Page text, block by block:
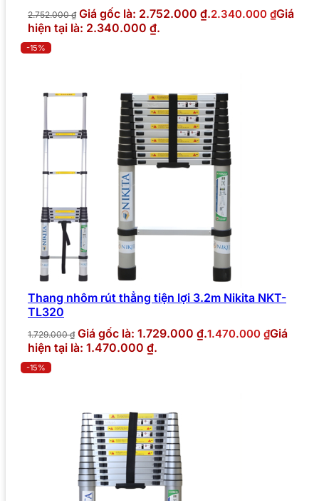
2.752.000₫ Giá gốc là: 2.752.000 ₫.2.340.000 ₫Giá
hiện tại là: 2.340.000 ₫.
-15%
Thang nhôm rút thẳng tiện lợi 3.2m Nikita NKT-
TL320
1.729.000₫ Giá gốc là: 1.729.000 ₫.1.470.000 ₫Giá
hiện tại là: 1.470.000 ₫.
-15%